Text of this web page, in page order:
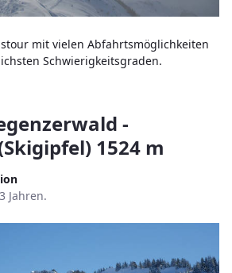
mit vielen Abfahrtsmöglichkeiten
Schwierigkeitsgraden.
-
1524 m
Jahren.